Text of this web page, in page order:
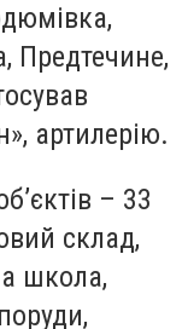
Предтечине,
артилерію.
– 33
склад,
школа,